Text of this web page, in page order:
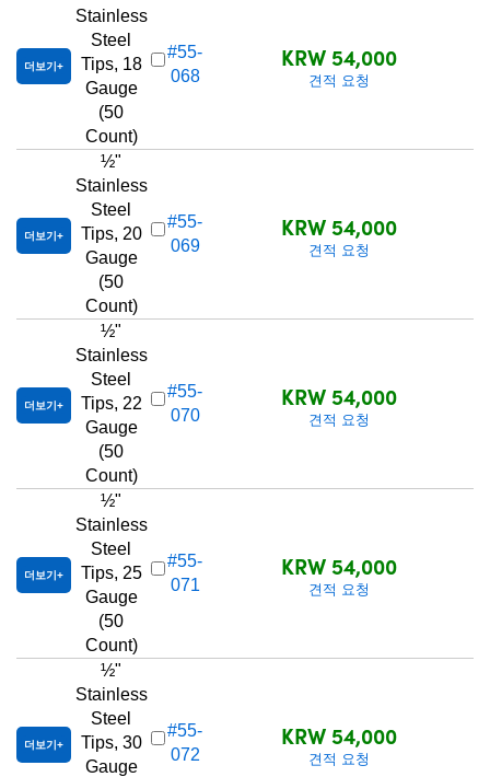
더보기
Stainless
Steel
Tips, 18
Gauge
(50
Count)
#55-
068
KRW 54,000
견적 요청
더보기
½"
Stainless
Steel
Tips, 20
Gauge
(50
Count)
#55-
069
KRW 54,000
견적 요청
더보기
½"
Stainless
Steel
Tips, 22
Gauge
(50
Count)
#55-
070
KRW 54,000
견적 요청
더보기
½"
Stainless
Steel
Tips, 25
Gauge
(50
Count)
#55-
071
KRW 54,000
견적 요청
더보기
½"
Stainless
Steel
Tips, 30
Gauge
#55-
072
KRW 54,000
견적 요청